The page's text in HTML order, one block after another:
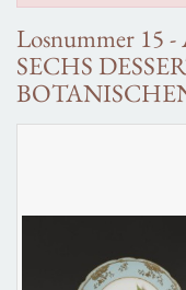
Losnummer 15
SECHS